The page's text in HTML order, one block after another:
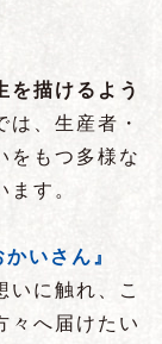
を描けるよう
は、生産者・
をもつ多様な
す。
かいさん』
いに触れ、こ
々へ届けたい